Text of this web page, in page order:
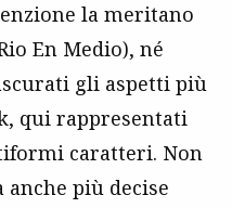
la meritano
En Medio), né
gli aspetti più
qui rappresentati
caratteri. Non
più decise